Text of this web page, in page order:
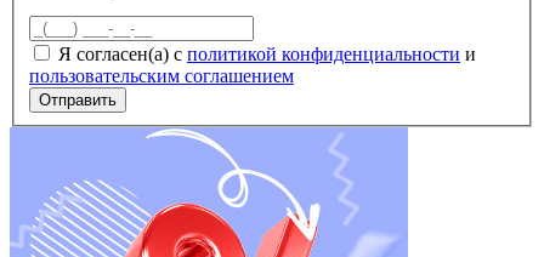
Я согласен(а) с политикой конфиденциальности и
пользовательским соглашением